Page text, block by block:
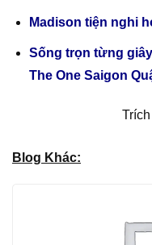
Madison tiện nghi
Sống trọn từng
The One Saigon
Blog Khác: